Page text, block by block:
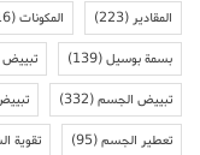
المقادير(223) المكونات(116)
بسمة بوسيل(139) تبييض
تبييض الجسم(332)
تعطير الجسم(95) تقوية